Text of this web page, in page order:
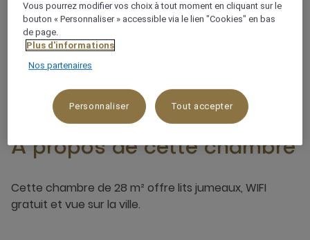
28 m²
À propos de cette chambre
Cette chambre de 28 m² offre lits jumeaux, WIFI
gratuit et vue sur la ville.
Vous pourrez modifier vos choix à tout moment en cliquant sur le
bouton « Personnaliser » accessible via le lien "Cookies" en bas
de page.
Plus d'informations
Nos partenaires
Personnaliser Tout accepter